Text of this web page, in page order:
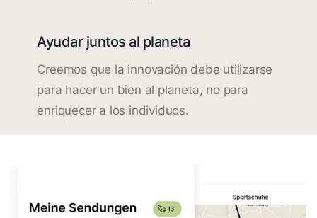
Ayudar juntos al planeta
Creemos que la innovación debe utilizarse
para hacer un bien al planeta, no para
enriquecer a los individuos.